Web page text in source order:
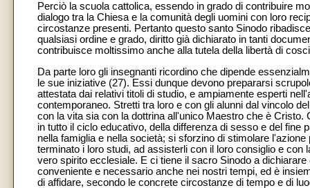
Perciò la scuola cattolica, essendo in grado di contribuire
dialogo tra la Chiesa e la comunità degli uomini con loro
circostanze presenti. Pertanto questo santo Sinodo
qualsiasi ordine e grado, diritto già dichiarato in tanti
contribuisce moltissimo anche alla tutela della libertà di
Da parte loro gli insegnanti ricordino che dipende
le sue iniziative (27). Essi dunque devono prepararsi
attestata dai relativi titoli di studio, e ampiamente esperti
contemporaneo. Stretti tra loro e con gli alunni dal vincolo
con la vita sia con la dottrina all'unico Maestro che è
in tutto il ciclo educativo, della differenza di sesso e del
nella famiglia e nella società; si sforzino di stimolare
terminato i loro studi, ad assisterli con il loro consiglio e
vero spirito ecclesiale. E ci tiene il sacro Sinodo a
conveniente e necessario anche nei nostri tempi, ed è
di affidare, secondo le concrete circostanze di tempo e di